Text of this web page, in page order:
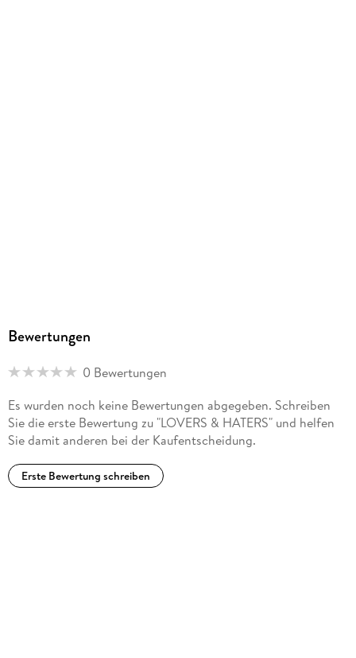
Bewertungen
0 Bewertungen
Es wurden noch keine Bewertungen abgegeben. Schreiben
Sie die erste Bewertung zu "LOVERS & HATERS" und helfen
Sie damit anderen bei der Kaufentscheidung.
Erste Bewertung schreiben